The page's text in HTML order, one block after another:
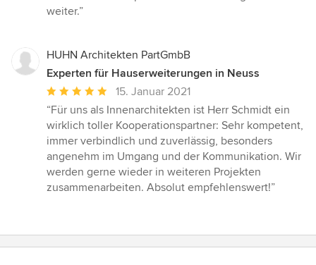
weiter.”
HUHN Architekten PartGmbB
Experten für Hauserweiterungen in Neuss
Durchschnittliche
Bewertung:
5
von
5
Sternen
15. Januar 2021
“Für uns als Innenarchitekten ist Herr Schmidt ein
wirklich toller Kooperationspartner: Sehr kompetent,
immer verbindlich und zuverlässig, besonders
angenehm im Umgang und der Kommunikation. Wir
werden gerne wieder in weiteren Projekten
zusammenarbeiten. Absolut empfehlenswert!”